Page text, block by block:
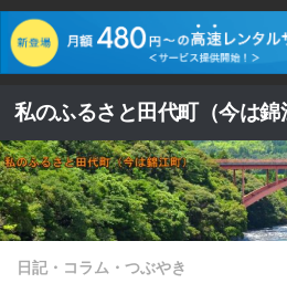
コンテンツへスキップ
私のふるさと田代町（今は錦
日記・コラム・つぶやき